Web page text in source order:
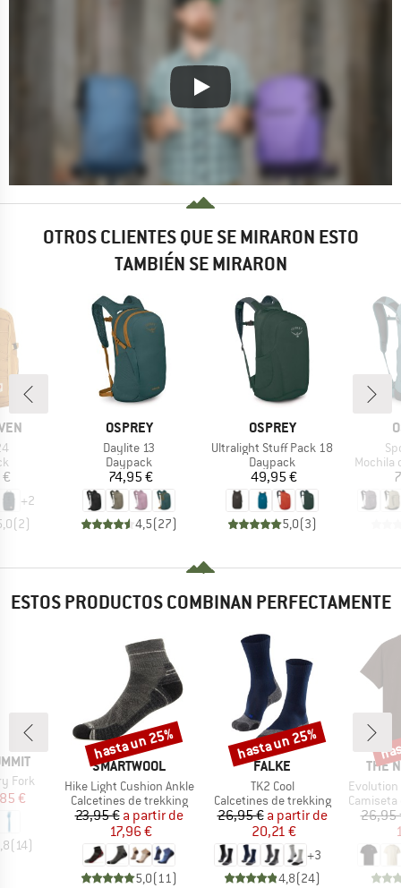
OTROS CLIENTES QUE SE MIRARON ESTO
TAMBIÉN SE MIRARON
+2
(2)
MARCA
OSPREY
Artículo
Daylite 13
Product group
Daypack
Precio
74,95 €
4,5(27)
MARCA
OSPREY
Artículo
Ultralight Stuff Pack 18
Product group
Daypack
Precio
49,95 €
5,0(3)
Product
Mochila
ESTOS PRODUCTOS COMBINAN PERFECTAMENTE
Fork
reducido
€
(14)
MARCA
SMARTWOOL
Artículo
Hike Light Cushion Ankle
Product group
Calcetines de trekking
Precio
23,95 € Precio reducido
a partir de
17,96 €
5,0(11 )
Descuento
hasta un 25%
MARCA
FALKE
Artículo
TK2 Cool
Product group
Calcetines de trekking
Precio
26,95 € Precio reducido
a partir de
20,21 €
+3
4,8(24)
Descuento
hasta un 25%
THE
Artículo
Evolution
Product
Camiseta
26,95